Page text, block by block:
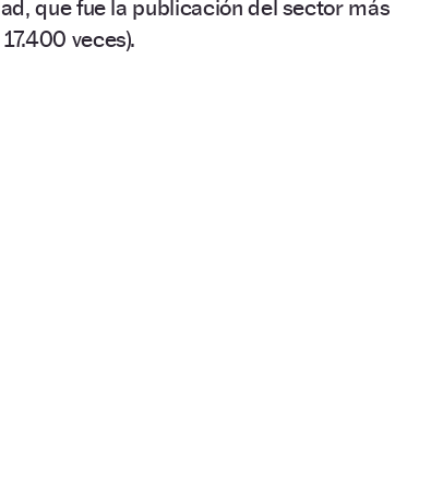
que fue la publicación del sector más
veces).